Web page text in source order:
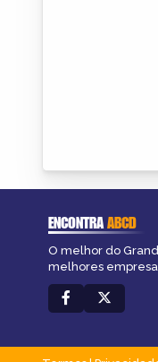
ENCONTRAABCD
O melhor do
melhores